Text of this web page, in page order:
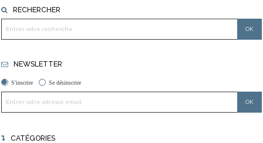
RECHERCHER
NEWSLETTER
S'inscrire Se désinscrire
CATÉGORIES